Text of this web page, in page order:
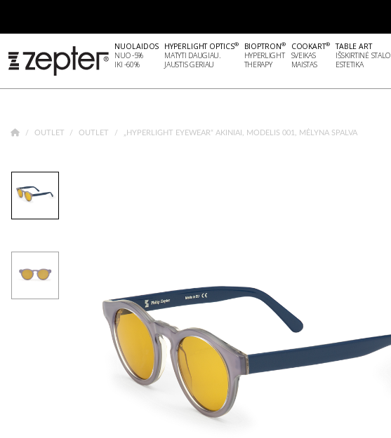
NUOLAIDOS
NUO -5%
IKI -60%
HYPERLIGHT OPTICS®
MATYTI DAUGIAU.
JAUSTIS GERIAU
BIOPTRON®
HYPERLIGHT
THERAPY
COOKART®
SVEIKAS
MAISTAS
TABLE ART
IŠSKIRTINĖ STALO
ESTETIKA
OUTLET OUTLET „HYPERLIGHT EYEWEAR“ AKINIAI, MODELIS 001, MĖLYNA SPALVA